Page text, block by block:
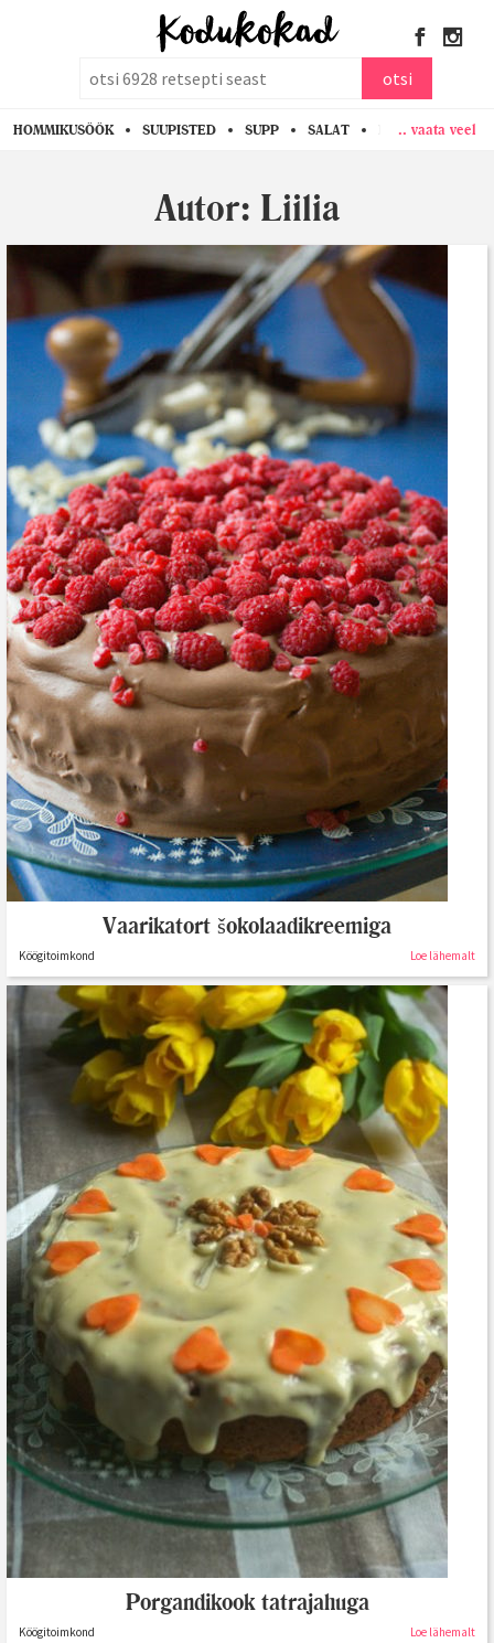
otsi
HOMMIKUSÖÖK SUUPISTED SUPP SALAT PASTA KANA
.. vaata veel
Autor: Liilia
Vaarikatort šokolaadikreemiga
Köögitoimkond Loe lähemalt
Porgandikook tatrajahuga
Köögitoimkond Loe lähemalt